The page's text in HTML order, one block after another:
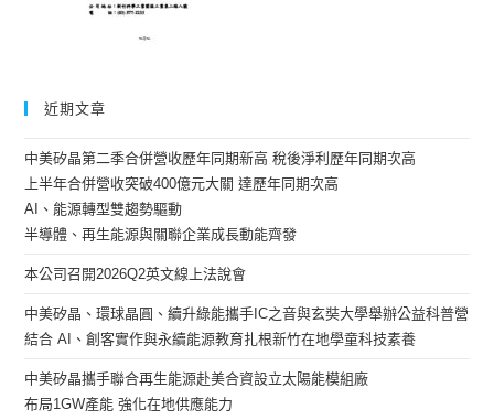
近期文章
中美矽晶第二季合併營收歷年同期新高 稅後淨利歷年同期次高
上半年合併營收突破400億元大關 達歷年同期次高
AI、能源轉型雙趨勢驅動
半導體、再生能源與關聯企業成長動能齊發
本公司召開2026Q2英文線上法說會
中美矽晶、環球晶圓、續升綠能攜手IC之音與玄奘大學舉辦公益科普營
結合 AI、創客實作與永續能源教育扎根新竹在地學童科技素養
中美矽晶攜手聯合再生能源赴美合資設立太陽能模組廠
布局1GW產能 強化在地供應能力